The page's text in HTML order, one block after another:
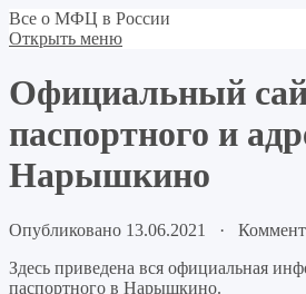
Все о МФЦ в России
Открыть меню
Официальный
паспортного и
Нарышкино
Опубликовано 13.06.2021 ·
Здесь приведена вся официальная
паспортного в Нарышкино.